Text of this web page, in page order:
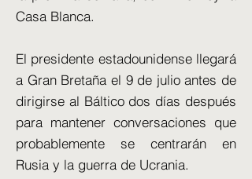
Casa Blanca.
El presidente estadounidense llegará
a Gran Bretaña el 9 de julio antes de
dirigirse al Báltico dos días después
para mantener conversaciones que
probablemente se centrarán en
Rusia y la guerra de Ucrania.